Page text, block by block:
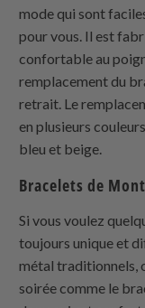
mode qui sont
pour vous. Il est
confortable au
remplacement du
retrait. Le
en plusieurs
bleu et beige.
Bracelets de
Si vous voulez
toujours unique et
métal traditionnels,
soirée comme le